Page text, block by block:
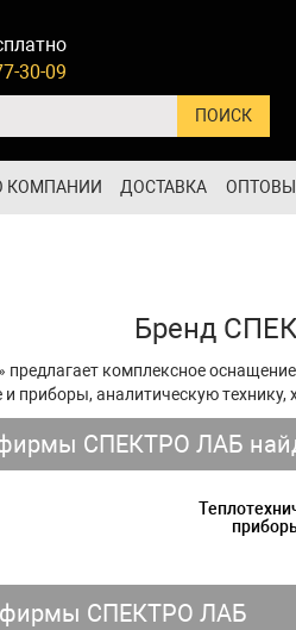
30-09
КОМПАНИИ ДОСТАВКА
Бренд
комплексное
приборы, аналитическую
СПЕКТРО ЛАБ
фирмы СПЕКТРО ЛАБ